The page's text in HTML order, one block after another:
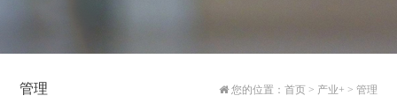
管理 您的位置： 首页> 产业+ > 管理